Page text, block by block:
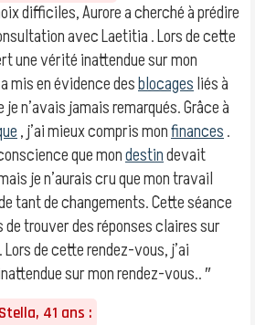
difficiles, Aurore a cherché à prédire
avec Laetitia . Lors de cette
une vérité inattendue sur mon
mis en évidence desblocagesliés à
je n’avais jamais remarqués. Grâce à
, j’ai mieux compris monfinances.
que mondestindevait
je n’aurais cru que mon travail
tant de changements. Cette séance
de trouver des réponses claires sur
de cette rendez-vous, j’ai
sur mon rendez-vous.. ″
Stella, 41 ans :